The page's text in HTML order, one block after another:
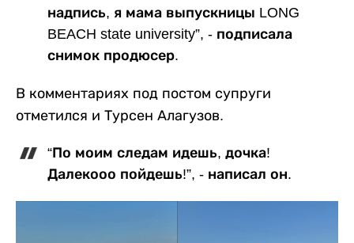
надпись, я мама выпускницы LONG
BEACH state university”, - подписала
снимок продюсер.
В комментариях под постом супруги
отметился и Турсен Алагузов.
“По моим следам идешь, дочка!
Далекооо пойдешь!”, - написал он.